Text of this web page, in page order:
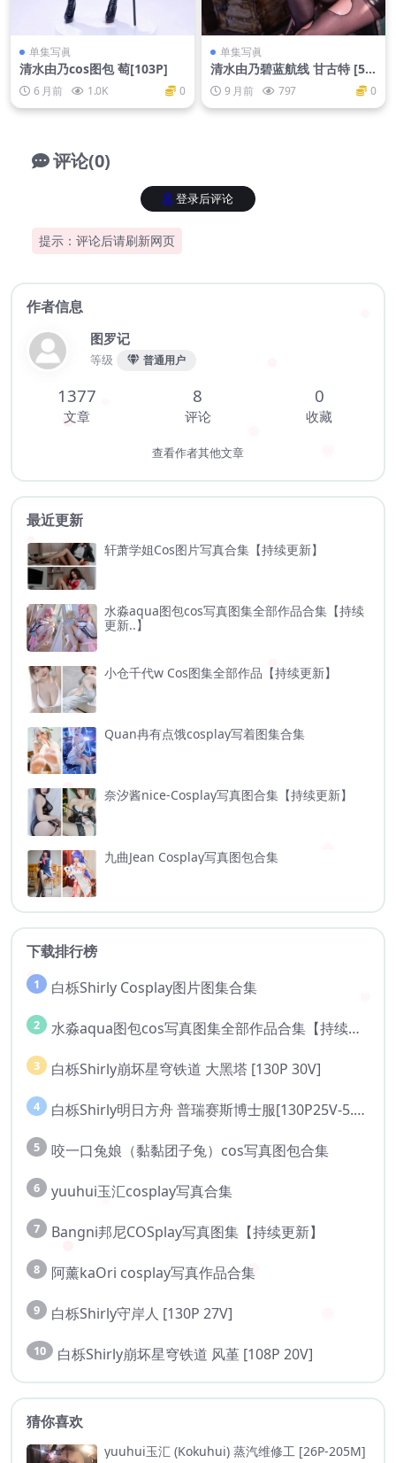
单集写眞
清水由乃cos图包 萄[103P]
6 月前 1.0K 0
单集写眞
清水由乃碧蓝航线 甘古特 [55
P1V-1.57G]
9 月前 797 0
评论(0)
提示：评论后请刷新网页
登录后评论
作者信息
图罗记
等级 普通用户
1377
文章
8
评论
0
收藏
查看作者其他文章
最近更新
轩萧学姐Cos图片写真合集【持续更新】
水淼aqua图包cos写真图集全部作品合集【持续
更新..】
小仓千代w Cos图集全部作品【持续更新】
Quan冉有点饿cosplay写着图集合集
奈汐酱nice-Cosplay写真图合集【持续更新】
九曲Jean Cosplay写真图包合集
下载排行榜
1 白栎Shirly Cosplay图片图集合集
2 水淼aqua图包cos写真图集全部作品合集【持续更新..】
3 白栎Shirly崩坏星穹铁道 大黑塔 [130P 30V]
4 白栎Shirly明日方舟 普瑞赛斯博士服[130P25V-5.76G]
5 咬一口兔娘（黏黏团子兔）cos写真图包合集
6 yuuhui玉汇cosplay写真合集
7 Bangni邦尼COSplay写真图集【持续更新】
8 阿薰kaOri cosplay写真作品合集
9 白栎Shirly守岸人 [130P 27V]
10 白栎Shirly崩坏星穹铁道 风堇 [108P 20V]
猜你喜欢
yuuhui玉汇 (Kokuhui) 蒸汽维修工 [26P-205M]